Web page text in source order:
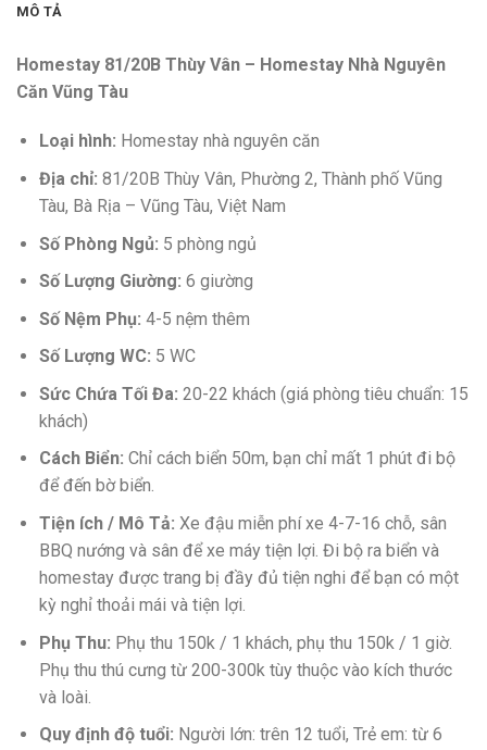
MÔ TẢ
Homestay 81/20B Thùy Vân – Homestay Nhà Nguyên
Căn Vũng Tàu
Loại hình: Homestay nhà nguyên căn
Địa chỉ: 81/20B Thùy Vân, Phường 2, Thành phố Vũng
Tàu, Bà Rịa – Vũng Tàu, Việt Nam
Số Phòng Ngủ: 5 phòng ngủ
Số Lượng Giường: 6 giường
Số Nệm Phụ: 4-5 nệm thêm
Số Lượng WC: 5 WC
Sức Chứa Tối Đa: 20-22 khách (giá phòng tiêu chuẩn: 15
khách)
Cách Biển: Chỉ cách biển 50m, bạn chỉ mất 1 phút đi bộ
để đến bờ biển.
Tiện ích / Mô Tả: Xe đậu miễn phí xe 4-7-16 chỗ, sân
BBQ nướng và sân để xe máy tiện lợi. Đi bộ ra biển và
homestay được trang bị đầy đủ tiện nghi để bạn có một
kỳ nghỉ thoải mái và tiện lợi.
Phụ Thu: Phụ thu 150k / 1 khách, phụ thu 150k / 1 giờ.
Phụ thu thú cưng từ 200-300k tùy thuộc vào kích thước
và loài.
Quy định độ tuổi: Người lớn: trên 12 tuổi, Trẻ em: từ 6